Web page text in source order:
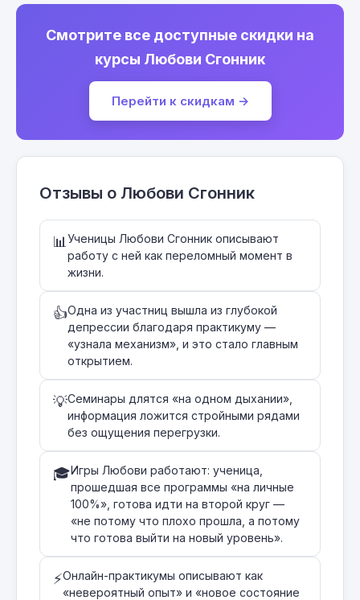
Смотрите все доступные скидки на
курсы Любови Сгонник
Перейти к скидкам →
Отзывы о Любови Сгонник
📊 Ученицы Любови Сгонник описывают
работу с ней как переломный момент в
жизни.
👍Одна из участниц вышла из глубокой
депрессии благодаря практикуму —
«узнала механизм», и это стало главным
открытием.
💡Семинары длятся «на одном дыхании»,
информация ложится стройными рядами
без ощущения перегрузки.
🎓Игры Любови работают: ученица,
прошедшая все программы «на личные
100%», готова идти на второй круг —
«не потому что плохо прошла, а потому
что готова выйти на новый уровень».
⚡Онлайн-практикумы описывают как
«невероятный опыт» и «новое состояние